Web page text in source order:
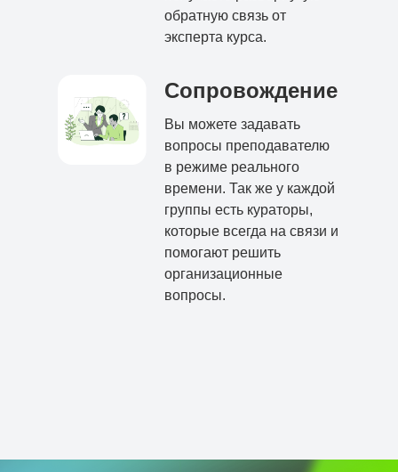
обратную связь от
эксперта курса.
Сопровождение
Вы можете задавать
вопросы преподавателю
в режиме реального
времени. Так же у каждой
группы есть кураторы,
которые всегда на связи и
помогают решить
организационные
вопросы.